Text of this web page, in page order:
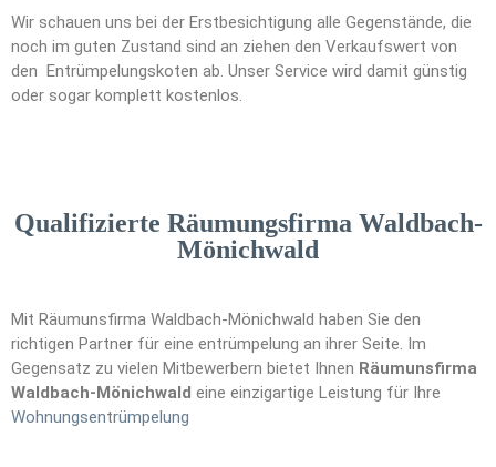
Wir schauen uns bei der Erstbesichtigung alle Gegenstände, die
noch im guten Zustand sind an ziehen den Verkaufswert von
den Entrümpelungskoten ab. Unser Service wird damit günstig
oder sogar komplett kostenlos.
Qualifizierte Räumungsfirma Waldbach-
Mönichwald
Mit Räumunsfirma Waldbach-Mönichwald haben Sie den
richtigen Partner für eine entrümpelung an ihrer Seite. Im
Gegensatz zu vielen Mitbewerbern bietet Ihnen Räumunsfirma
Waldbach-Mönichwald eine einzigartige Leistung für Ihre
Wohnungsentrümpelung